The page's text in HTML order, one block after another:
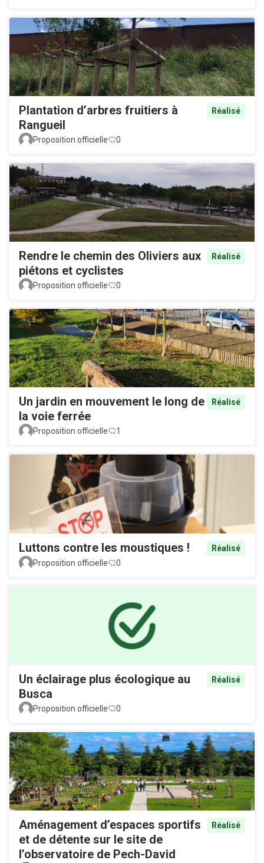
Plantation d’arbres fruitiers à
Rangueil
Réalisé
Proposition officielle 0
Rendre le chemin des Oliviers aux
piétons et cyclistes
Réalisé
Proposition officielle 0
Un jardin en mouvement le long de
la voie ferrée
Réalisé
Proposition officielle 1
Luttons contre les moustiques !
Réalisé
Proposition officielle
0
Un éclairage plus écologique au
Busca
Réalisé
Proposition officielle 0
Aménagement d’espaces sportifs
et de détente sur le site de
l’observatoire de Pech-David
Réalisé